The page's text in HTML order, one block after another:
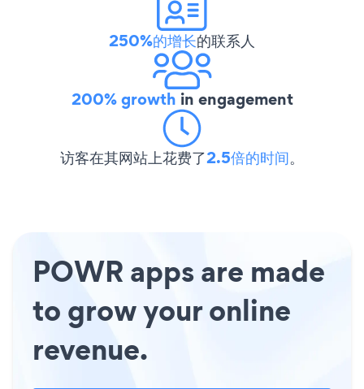
250%的增长的联系人
200% growth in engagement
访客在其网站上花费了2.5倍的时间。
POWR apps are made
to grow your online
revenue.